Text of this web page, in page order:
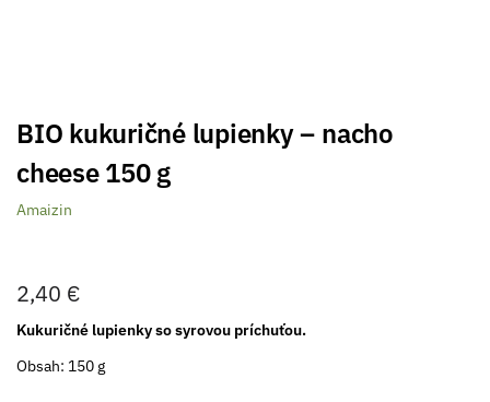
BIO kukuričné lupienky – nacho
cheese 150 g
Amaizin
2,40 €
Kukuričné lupienky so syrovou príchuťou.
Obsah: 150 g